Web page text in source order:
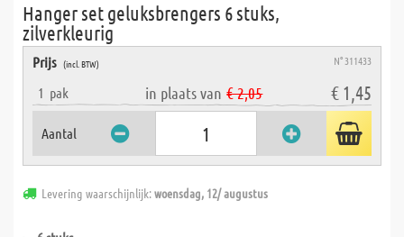
Hanger set geluksbrengers 6 stuks,
zilverkleurig
Prijs (incl. BTW) N° 311433
1 pak in plaats van € 2,05 € 1,45
Aantal
Levering waarschijnlijk:woensdag, 12/ augustus